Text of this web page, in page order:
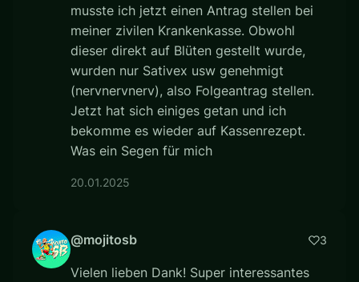
musste ich jetzt einen Antrag stellen bei
meiner zivilen Krankenkasse. Obwohl
dieser direkt auf Blüten gestellt wurde,
wurden nur Sativex usw genehmigt
(nervnervnerv), also Folgeantrag stellen.
Jetzt hat sich einiges getan und ich
bekomme es wieder auf Kassenrezept.
Was ein Segen für mich
20.01.2025
@mojitosb 3
Vielen lieben Dank! Super interessantes